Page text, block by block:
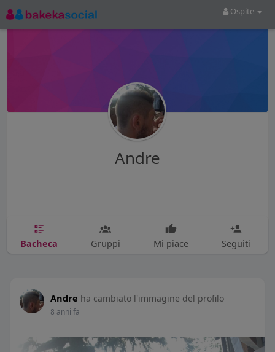
Ospite
Andre
Bacheca Gruppi Mi piace Seguiti
Andre ha cambiato l'immagine del profilo
8 anni fa